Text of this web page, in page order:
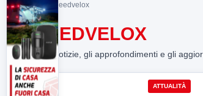
Home> speedvelox
SPEEDVELOX
Tutte le notizie, gli approfondimenti e gli
ATTUALITÀ